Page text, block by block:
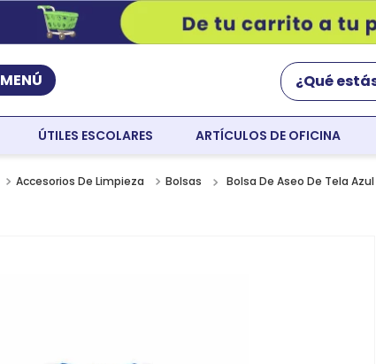
MENÚ
¿Qué estás
ÚTILES ESCOLARES ARTÍCULOS DE OFICINA
Accesorios De Limpieza Bolsas Bolsa De Aseo De Tela Azul
world